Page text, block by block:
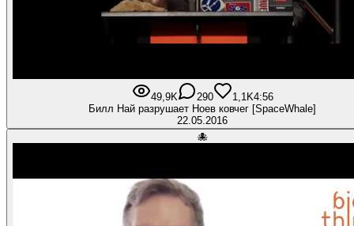
49,9K 290 1,1K4:56
Билл Най разрушает Ноев ковчег [SpaceWhale]
22.05.2016
🐙